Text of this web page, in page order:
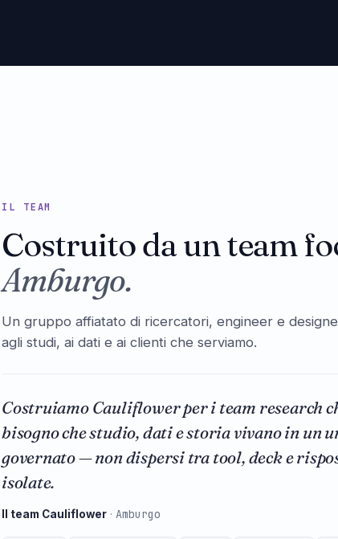
IL TEAM
Costruito da un team
Amburgo.
Un gruppo affiatato di ricercatori, engineer e
agli studi, ai dati e ai clienti che serviamo.
Costruiamo Cauliflower per i team research
bisogno che studio, dati e storia vivano in un
governato — non dispersi tra tool, deck e
isolate.
Il team Cauliflower· Amburgo